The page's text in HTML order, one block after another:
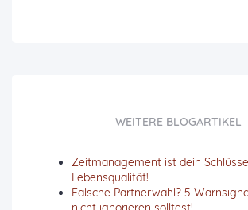
WEITERE BLOGARTIKEL
Zeitmanagement ist dein
Lebensqualität!
Falsche Partnerwahl? 5